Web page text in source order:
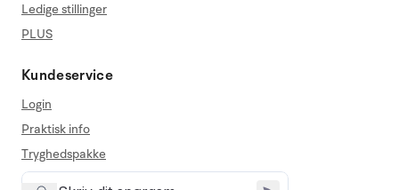
Ledige stillinger
PLUS
Kundeservice
Login
Praktisk info
Tryghedspakke